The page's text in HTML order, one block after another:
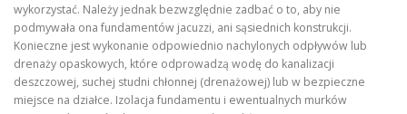
wykorzystać. Należy jednak bezwzględnie zadbać o to, aby nie
podmywała ona fundamentów jacuzzi, ani sąsiednich konstrukcji.
Konieczne jest wykonanie odpowiednio nachylonych odpływów lub
drenaży opaskowych, które odprowadzą wodę do kanalizacji
deszczowej, suchej studni chłonnej (drenażowej) lub w bezpieczne
miejsce na działce. Izolacja fundamentu i ewentualnych murków